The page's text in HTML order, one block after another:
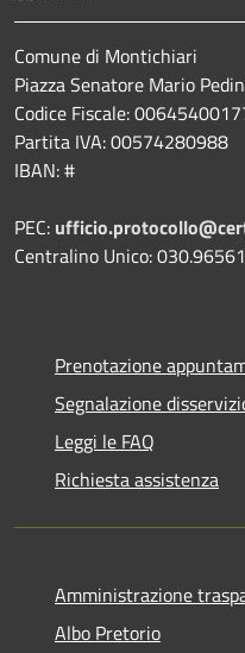
Comune di Montichiari
Piazza Senatore Mario
Codice Fiscale:
Partita IVA: 00574280988
IBAN: #
PEC:
Centralino Unico: 030.96561
Prenotazione
Segnalazione
Leggi le FAQ
Richiesta assistenza
Amministrazione
Albo Pretorio